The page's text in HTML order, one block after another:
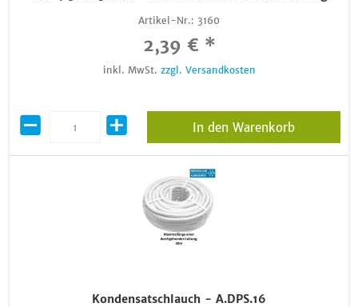
Artikel-Nr.: 3160
2,39 € *
inkl. MwSt. zzgl. Versandkosten
In den Warenkorb
Kondensatschlauch - A.DPS.16